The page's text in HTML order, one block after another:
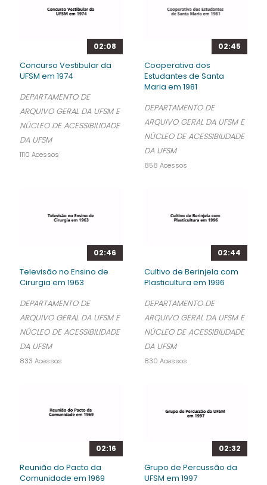
02:08
Concurso Vestibular da
UFSM em 1974
DEPARTAMENTO DE
ARQUIVO GERAL DA UFSM E
NÚCLEO DE ACESSIBILIDADE
DA UFSM
1110 Acessos
02:45
Cooperativa dos
Estudantes de Santa
Maria em 1981
DEPARTAMENTO DE
ARQUIVO GERAL DA UFSM E
NÚCLEO DE ACESSIBILIDADE
DA UFSM
858 Acessos
02:46
Televisão no Ensino de
Cirurgia em 1963
DEPARTAMENTO DE
ARQUIVO GERAL DA UFSM E
NÚCLEO DE ACESSIBILIDADE
DA UFSM
833 Acessos
02:44
Cultivo de Berinjela com
Plasticultura em 1996
DEPARTAMENTO DE
ARQUIVO GERAL DA UFSM E
NÚCLEO DE ACESSIBILIDADE
DA UFSM
830 Acessos
02:16
Reunião do Pacto da
Comunidade em 1969
02:32
Grupo de Percussão da
UFSM em 1997